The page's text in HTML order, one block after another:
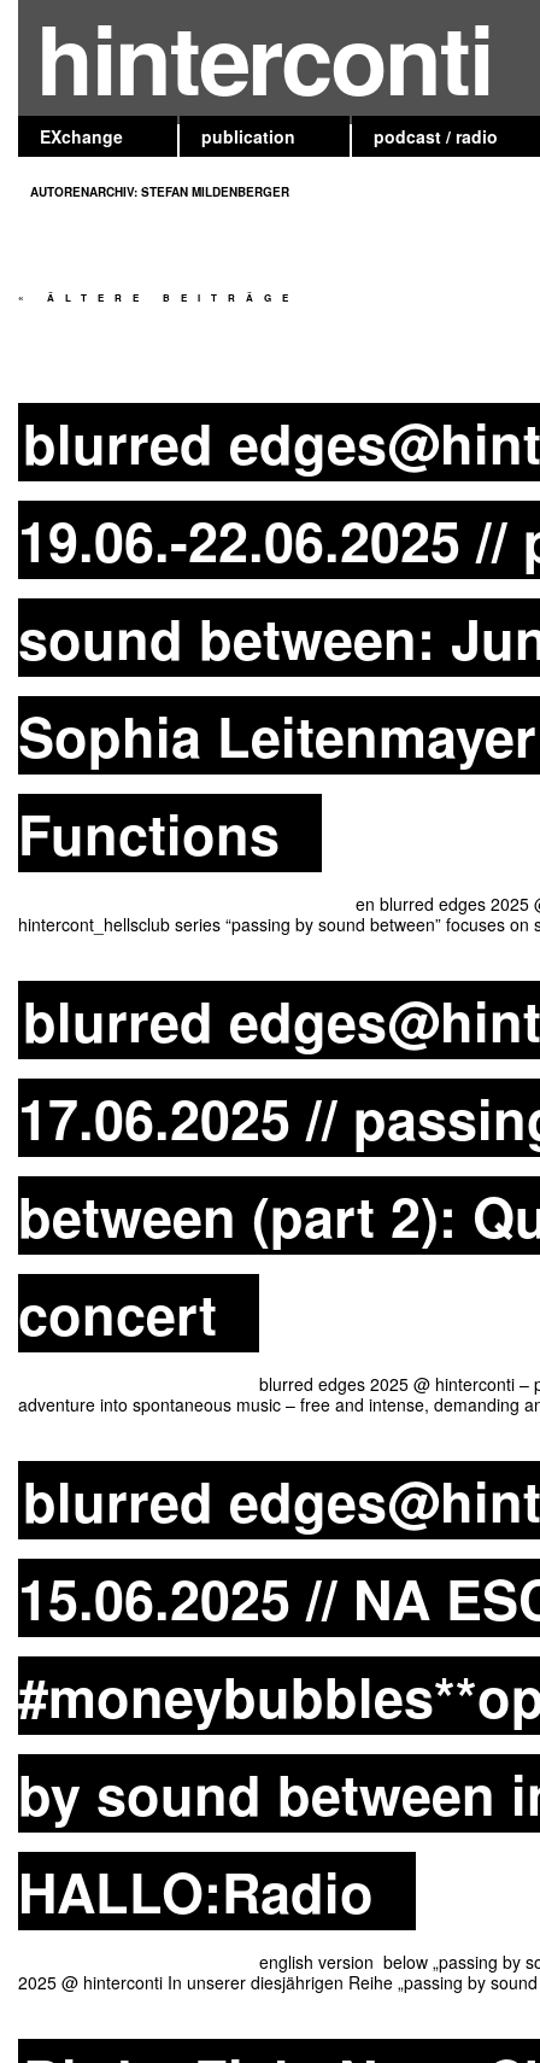
hinterconti
EXchange publication podcast / radio
AUTORENARCHIV: STEFAN MILDENBERGER
« ÄLTERE BEITRÄGE
blurred
19.06.-22.06.2025
sound between:
Sophia
Functions
en blurred edges 2025 @hinterconti
hintercont_hellsclub series “passing by sound between” focuses
blurred
17.06.2025 //
between (part 2):
concert
blurred edges 2025 @ hinterconti – passing by
adventure into spontaneous music – free and intense, demanding
blurred
15.06.2025 // NA
by sound between
HALLO:Radio
english version below „passing by sound
2025 @ hinterconti In unserer diesjährigen Reihe „passing by